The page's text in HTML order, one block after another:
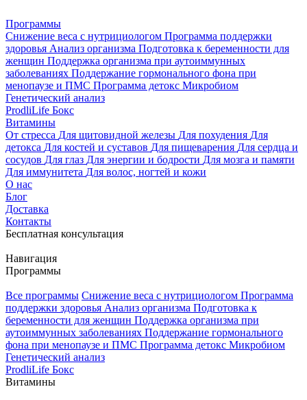
Программы
Снижение веса с нутрициологом Программа поддержки
здоровья Анализ организма Подготовка к беременности для
женщин Поддержка организма при аутоиммунных
заболеваниях Поддержание гормонального фона при
менопаузе и ПМС Программа детокс Микробиом
Генетический анализ
ProdliLife Бокс
Витамины
От стресса Для щитовидной железы Для похудения Для
детокса Для костей и суставов Для пищеварения Для сердца и
сосудов Для глаз Для энергии и бодрости Для мозга и памяти
Для иммунитета Для волос, ногтей и кожи
О нас
Блог
Доставка
Контакты
Бесплатная консультация
Навигация
Программы
Все программы Снижение веса с нутрициологом Программа
поддержки здоровья Анализ организма Подготовка к
беременности для женщин Поддержка организма при
аутоиммунных заболеваниях Поддержание гормонального
фона при менопаузе и ПМС Программа детокс Микробиом
Генетический анализ
ProdliLife Бокс
Витамины